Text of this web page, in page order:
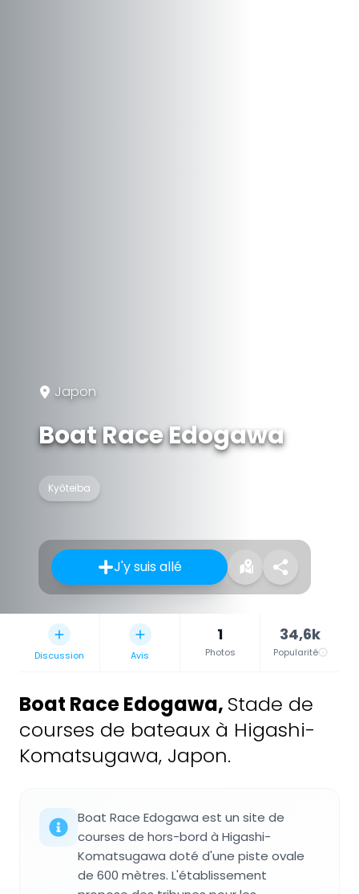
Japon
Boat Race Edogawa
Kyōteiba
J'y suis allé
Discussion Avis
1
Photos
34,6k
Popularité
Boat Race Edogawa, Stade de
courses de bateaux à Higashi-
Komatsugawa, Japon.
Boat Race Edogawa est un site de
courses de hors-bord à Higashi-
Komatsugawa doté d'une piste ovale
de 600 mètres. L'établissement